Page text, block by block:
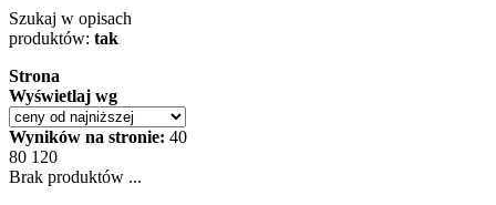
Szukaj w opisach
produktów: tak
Strona
Wyświetlaj wg
Wyników na stronie: 40
80 120
Brak produktów ...